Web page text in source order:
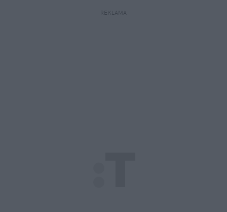
REKLAMA